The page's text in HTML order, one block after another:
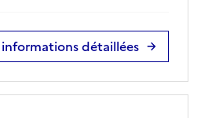
détaillées